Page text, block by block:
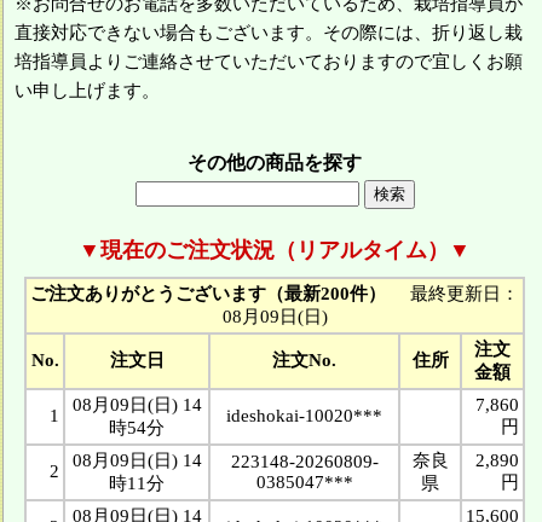
直接対応できない場合もございます。その際には、折り返し栽
培指導員よりご連絡させていただいておりますので宜しくお願
い申し上げます。
その他の商品を探す
▼現在のご注文状況（リアルタイム）▼